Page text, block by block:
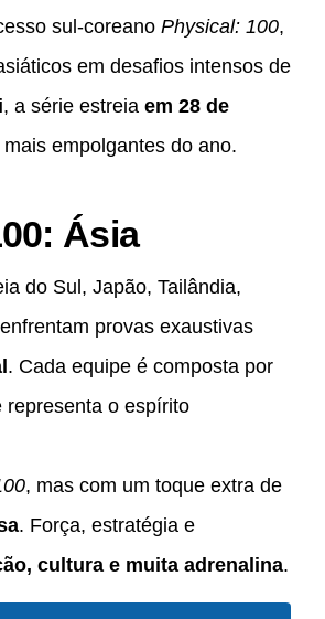
sul-coreano Physical: 100,
em desafios intensos de
, a série estreia em 28 de
empolgantes do ano.
Ásia
do Sul, Japão, Tailândia,
provas exaustivas
. Cada equipe é composta por
representa o espírito
, mas com um toque extra de
. Força, estratégia e
cultura e muita adrenalina.